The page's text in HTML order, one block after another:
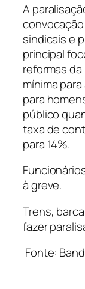
A
sindicais e
principal
reformas
mínima
para
público
taxa de
para 14%.
à greve.
Trens,
fazer
Fonte: